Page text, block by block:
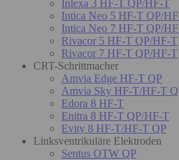
Inlexa 3 HF-T QP/HF-T
Intica Neo 5 HF-T QP/
Intica Neo 7 HF-T QP/
Rivacor 5 HF-T QP/HF-T
Rivacor 7 HF-T QP/HF-T
CRT-Schrittmacher
Amvia Edge HF-T QP
Amvia Sky HF-T/HF-T
Edora 8 HF-T
Enitra 8 HF-T QP/HF-T
Evity 8 HF-T/HF-T QP
Linksventrikuläre Elektroden
Sentus OTW QP